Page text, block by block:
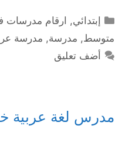
التصنيفات
إبتدائي, ارقام مدرسات
متوسط, مدرسة, مدرسة
أضف تعليق
مدرس لغة عربية